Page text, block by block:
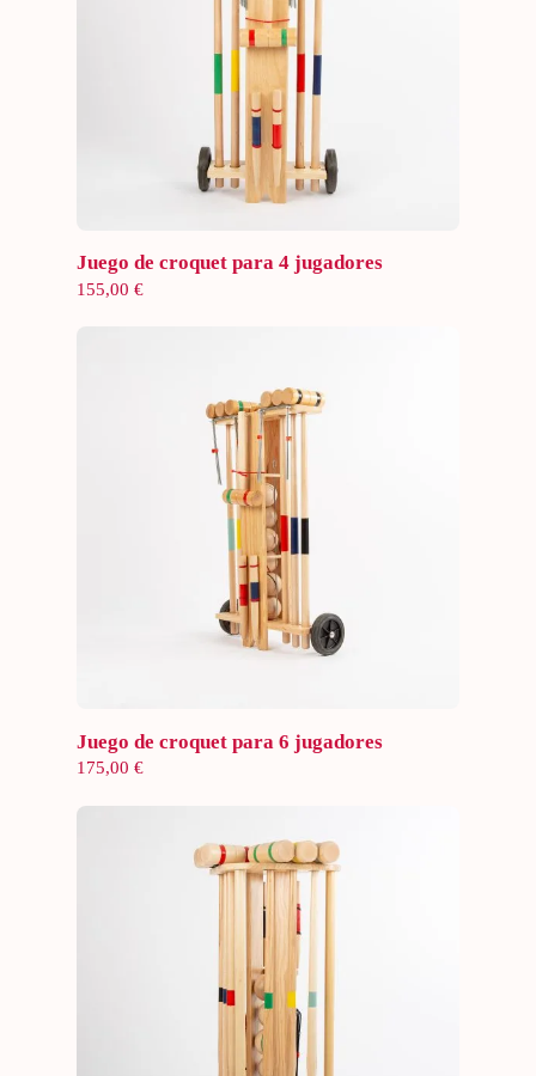
Añadir al carrito
Juego de croquet para 4 jugadores
155,00 €
Añadir al carrito
Juego de croquet para 6 jugadores
175,00 €